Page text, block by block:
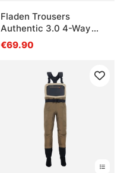
Fladen Trousers
Authentic 3.0 4-Way
Stretch, Green/Black
€69.90